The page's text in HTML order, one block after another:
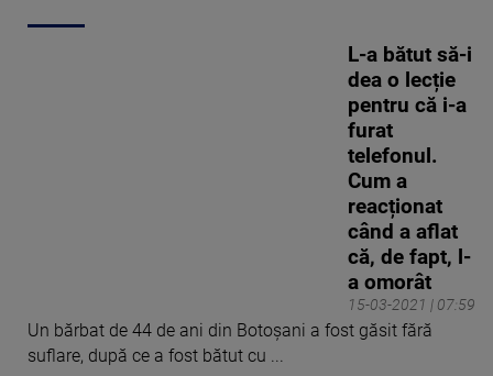
15-03-2021 | 07:59
L-a bătut să-i
dea o lecție
pentru că i-a
furat
telefonul.
Cum a
reacționat
când a aflat
că, de fapt, l-
a omorât
Un bărbat de 44 de ani din Botoșani a fost găsit fără
suflare, după ce a fost bătut cu ...